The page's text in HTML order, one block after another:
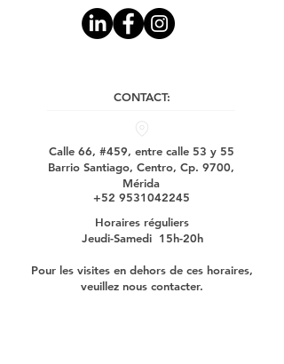
CONTACT:
Calle 66, #459, entre calle 53 y 55
Barrio Santiago, Centro, Cp. 9700,
Mérida
+52 9531042245
Horaires réguliers
Jeudi-Samedi 15h-20h
Pour les visites en dehors de ces horaires,
veuillez nous contacter.